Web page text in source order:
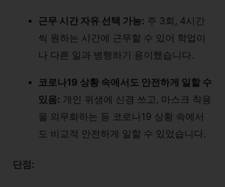
근무 시간 자유 선택 가능: 주 3회, 4시간
씩 원하는 시간에 근무할 수 있어 학업이
나 다른 일과 병행하기 용이했습니다.
코로나19 상황 속에서도 안전하게 일할 수
있음: 개인 위생에 신경 쓰고, 마스크 착용
을 의무화하는 등 코로나19 상황 속에서
도 비교적 안전하게 일할 수 있었습니다.
단점: